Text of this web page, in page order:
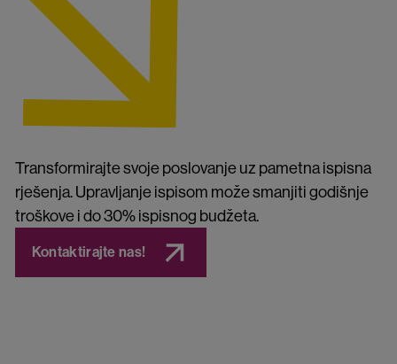
Transformirajte svoje poslovanje uz pametna ispisna
rješenja. Upravljanje ispisom može smanjiti godišnje
troškove i do 30% ispisnog budžeta.
Kontaktirajte nas!